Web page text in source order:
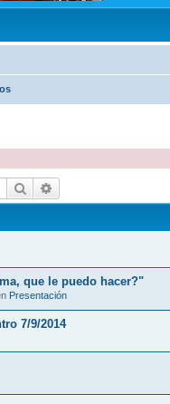
Buscar
que le puedo hacer?"
Presentación
7/9/2014